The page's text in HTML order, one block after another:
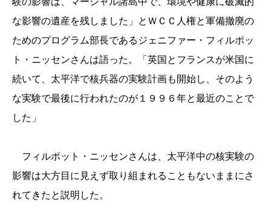
な影響の遺産を残しました」とＷＣＣ人権と軍備撤廃の
ためのプログラム部長であるジェニファー・フィルポッ
ト・ニッセンさんは語った。「英国とフランスが米国に
続いて、太平洋で核兵器の実験計画も開始し、そのよう
な実験で最後に行われたのが１９９６年と最近のことで
した」
フィルポット・ニッセンさんは、太平洋中の核実験の
影響は大方目に見えず取り組まれることもないままにさ
れてきたと説明した。